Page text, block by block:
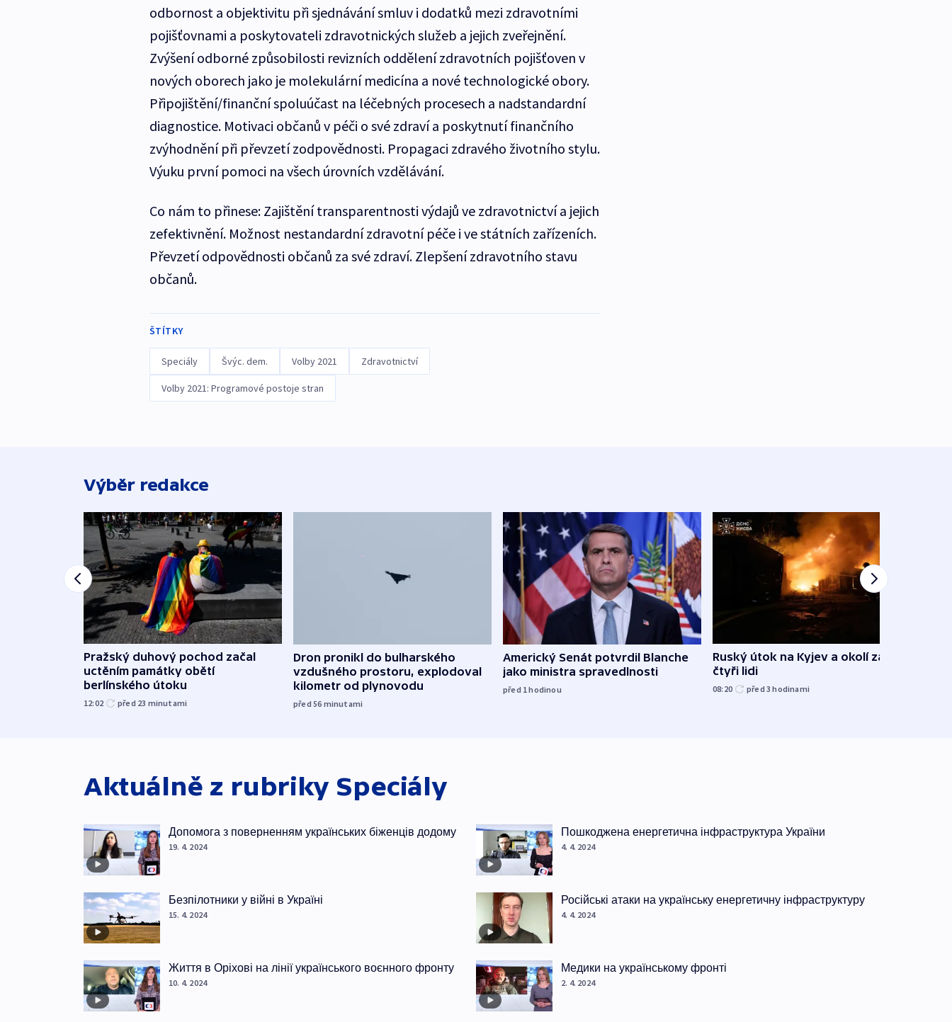
odbornost a objektivitu při sjednávání smluv i dodatků mezi zdravotními
pojišťovnami a poskytovateli zdravotnických služeb a jejich zveřejnění.
Zvýšení odborné způsobilosti revizních oddělení zdravotních pojišťoven v
nových oborech jako je molekulární medicína a nové technologické obory.
Připojištění/finanční spoluúčast na léčebných procesech a nadstandardní
diagnostice. Motivaci občanů v péči o své zdraví a poskytnutí finančního
zvýhodnění při převzetí zodpovědnosti. Propagaci zdravého životního stylu.
Výuku první pomoci na všech úrovních vzdělávání.
Co nám to přinese: Zajištění transparentnosti výdajů ve zdravotnictví a jejich
zefektivnění. Možnost nestandardní zdravotní péče i ve státních zařízeních.
Převzetí odpovědnosti občanů za své zdraví. Zlepšení zdravotního stavu
občanů.
ŠTÍTKY
Speciály Švýc. dem. Volby 2021 Zdravotnictví
Volby 2021: Programové postoje stran
Výběr redakce
Pražský duhový pochod začal
uctěním památky obětí
berlínského útoku
12:02 před 23 minutami
Dron pronikl do bulharského
vzdušného prostoru, explodoval
kilometr od plynovodu
před 56 minutami
Americký Senát potvrdil Blanche
jako ministra spravedlnosti
před 1hodinou
Ruský útok na Kyjev a okolí zabil
čtyři lidi
08:20 před 3hodinami
Aktuálně z rubriky Speciály
Допомога з поверненням українських біженців додому
19. 4. 2024
Безпілотники у війні в Україні
15. 4. 2024
Життя в Оріхові на лінії українського воєнного фронту
10. 4. 2024
Пошкоджена енергетична інфраструктура України
4. 4. 2024
Російські атаки на українську енергетичну інфраструктуру
4. 4. 2024
Медики на українському фронті
2. 4. 2024